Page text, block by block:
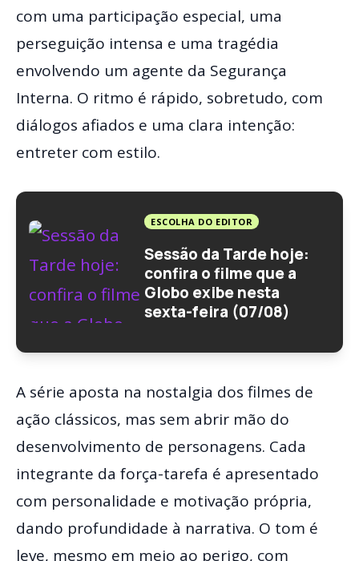
com uma participação especial, uma
perseguição intensa e uma tragédia
envolvendo um agente da Segurança
Interna. O ritmo é rápido, sobretudo, com
diálogos afiados e uma clara intenção:
entreter com estilo.
ESCOLHA DO EDITOR
Sessão da Tarde hoje:
confira o filme que a
Globo exibe nesta
sexta-feira (07/08)
A série aposta na nostalgia dos filmes de
ação clássicos, mas sem abrir mão do
desenvolvimento de personagens. Cada
integrante da força-tarefa é apresentado
com personalidade e motivação própria,
dando profundidade à narrativa. O tom é
leve, mesmo em meio ao perigo, com